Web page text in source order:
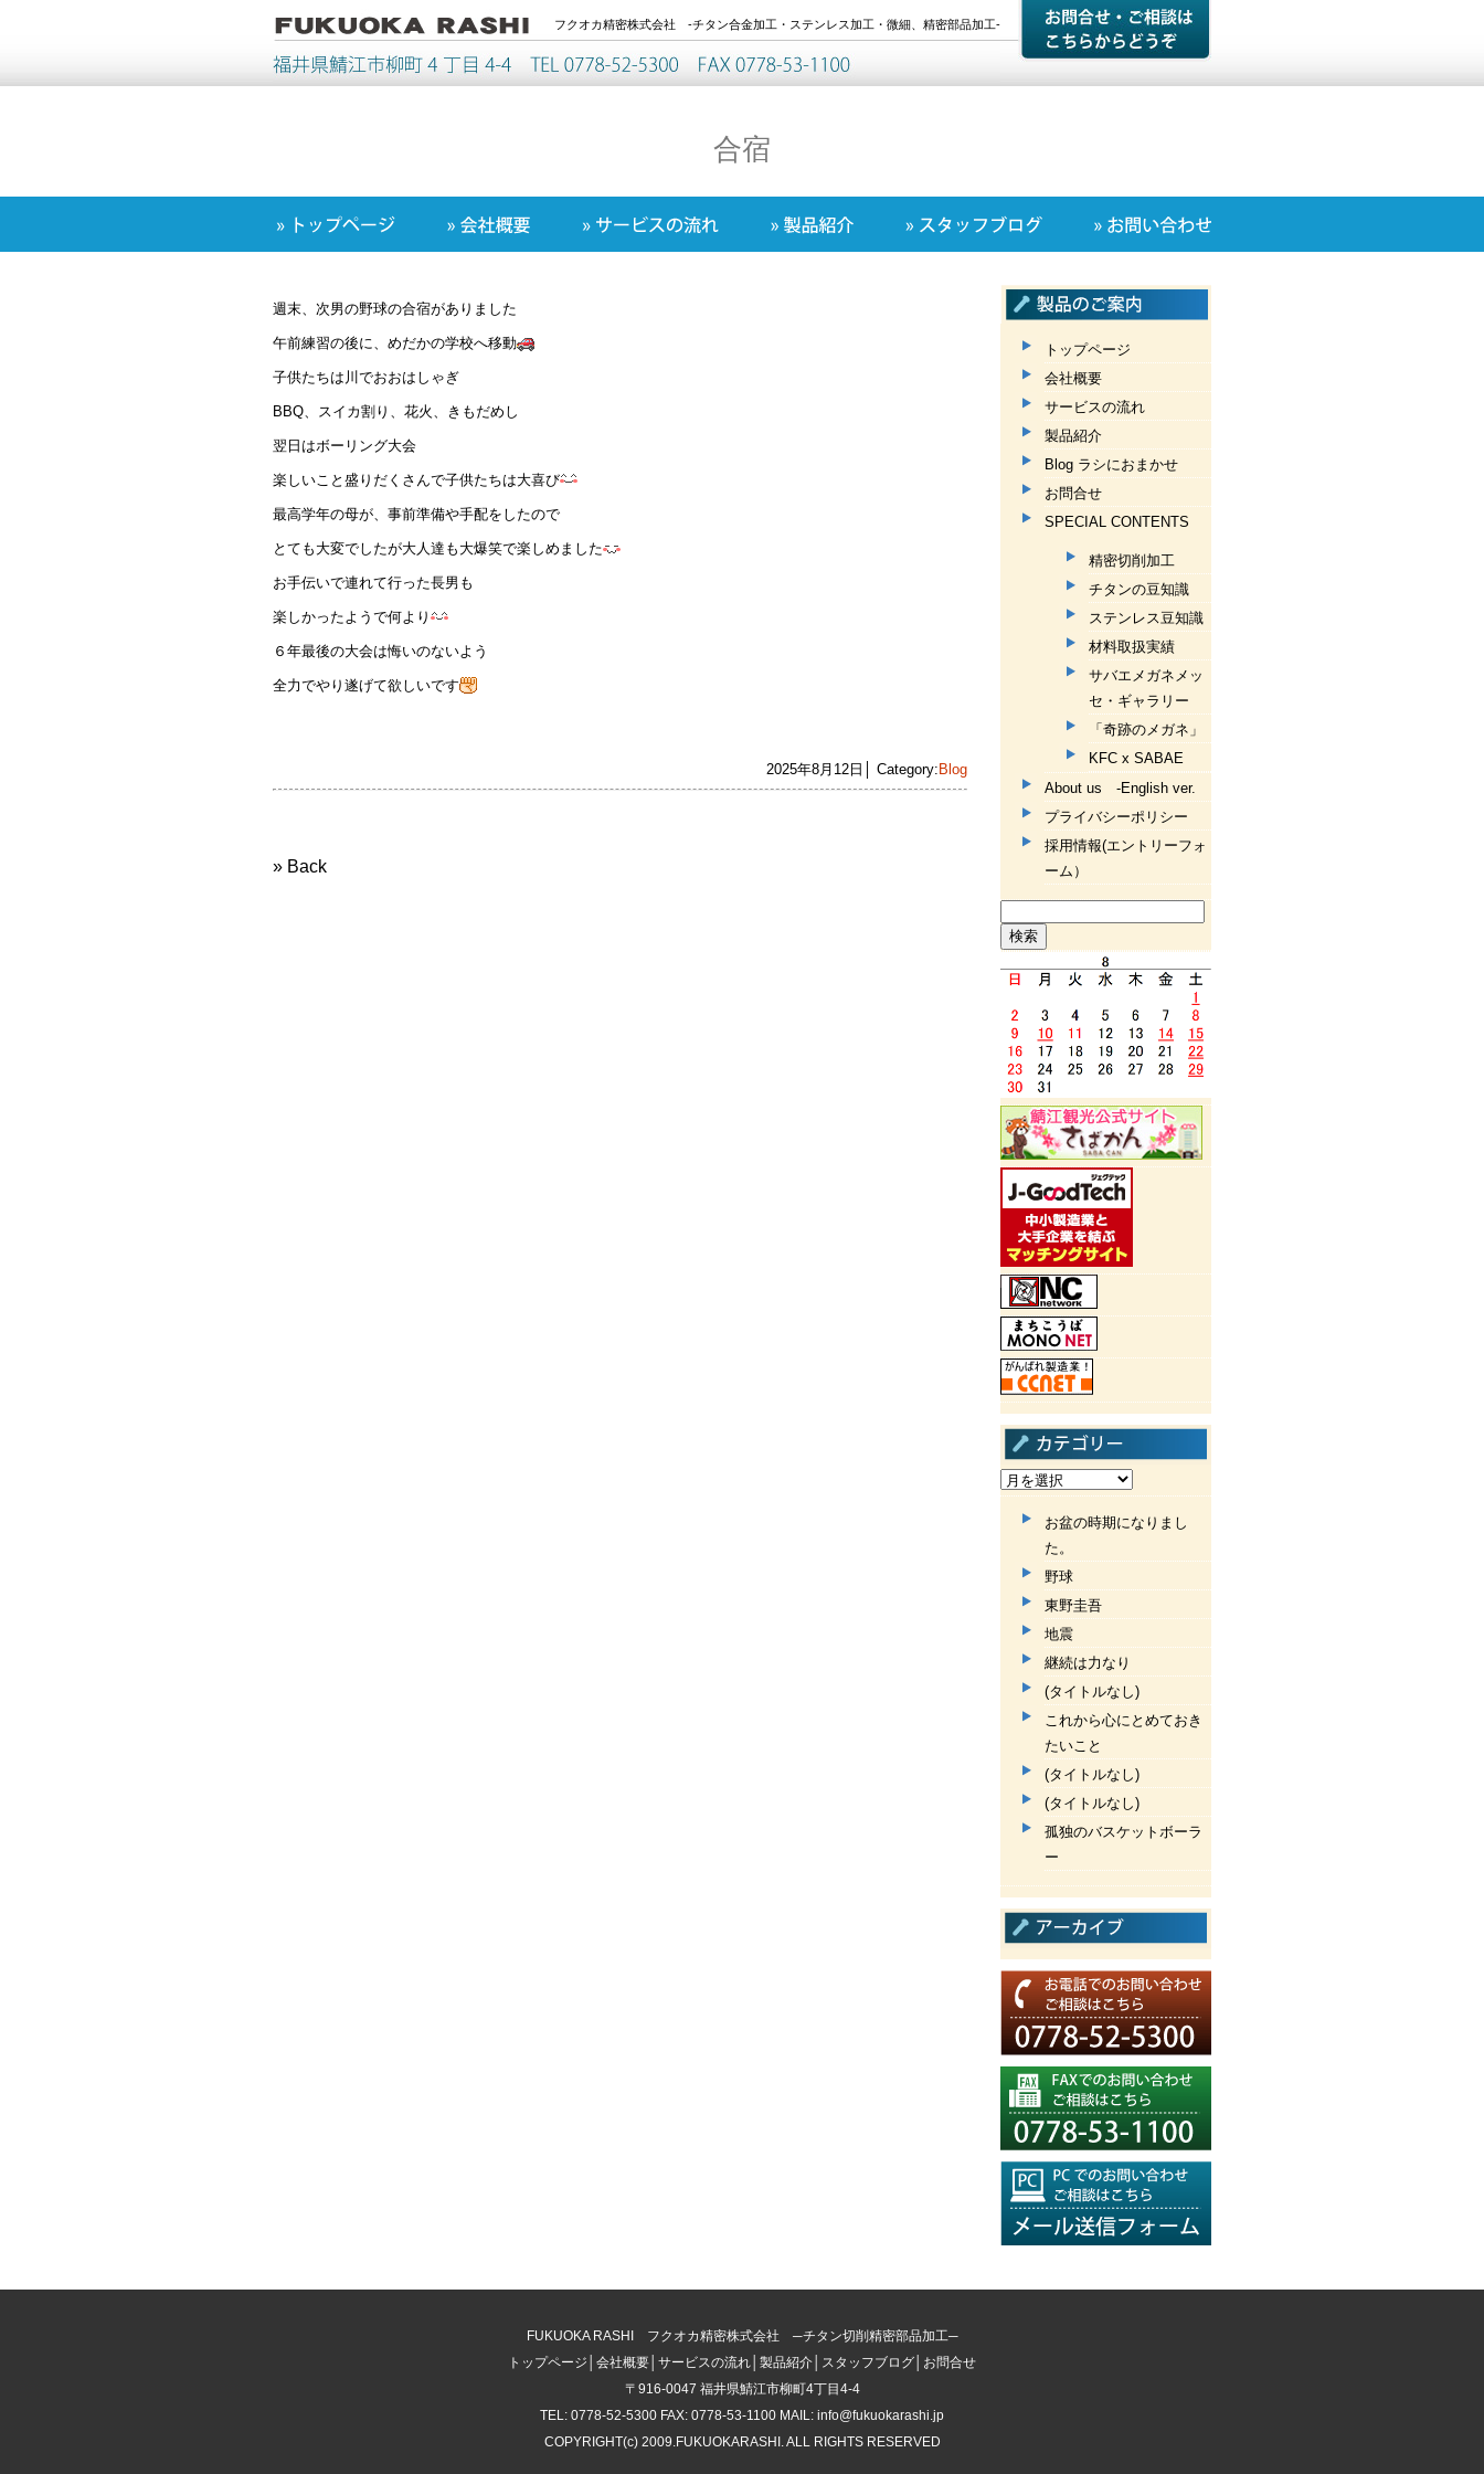
フクオカ精密株式会社 -チタン合金加工・ステンレス加工・微細、精密部品加工-
合宿
週末、次男の野球の合宿がありました
午前練習の後に、めだかの学校へ移動
子供たちは川でおおはしゃぎ
BBQ、スイカ割り、花火、きもだめし
翌日はボーリング大会
楽しいこと盛りだくさんで子供たちは大喜び
最高学年の母が、事前準備や手配をしたので
とても大変でしたが大人達も大爆笑で楽しめました
お手伝いで連れて行った長男も
楽しかったようで何より
６年最後の大会は悔いのないよう
全力でやり遂げて欲しいです
2025年8月12日│ Category: Blog
» Back
トップページ
会社概要
サービスの流れ
製品紹介
Blog ラシにおまかせ
お問合せ
SPECIAL CONTENTS
精密切削加工
チタンの豆知識
ステンレス豆知識
材料取扱実績
サバエメガネメッ
セ・ギャラリー
「奇跡のメガネ」
KFC x SABAE
About us -English ver.
プライバシーポリシー
採用情報(エントリーフォ
ーム）
索:
お盆の時期になりまし
た。
野球
東野圭吾
地震
継続は力なり
(タイトルなし)
これから心にとめておき
たいこと
(タイトルなし)
(タイトルなし)
孤独のバスケットボーラ
ー
FUKUOKA RASHI フクオカ精密株式会社 ─チタン切削精密部品加工─
トップページ
会社概要 サービスの流れ 製品紹介 スタッフブログ
お問合せ
〒916-0047 福井県鯖江市柳町4丁目4-4
TEL: 0778-52-5300 FAX: 0778-53-1100 MAIL: info@fukuokarashi.jp
COPYRIGHT(c) 2009.FUKUOKARASHI. ALL RIGHTS RESERVED